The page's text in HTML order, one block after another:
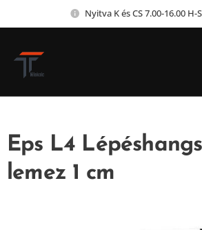
Nyitva K és CS 7.00-16.00 H-
Eps L4
lemez 1 cm